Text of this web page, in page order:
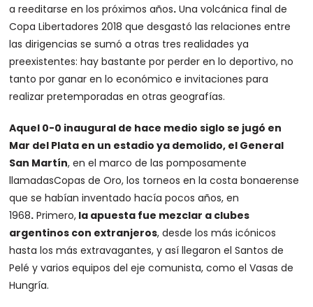
a reeditarse en los próximos años. Una volcánica final de
Copa Libertadores 2018 que desgastó las relaciones entre
las dirigencias se sumó a otras tres realidades ya
preexistentes: hay bastante por perder en lo deportivo, no
tanto por ganar en lo económico e invitaciones para
realizar pretemporadas en otras geografías.
Aquel 0-0 inaugural de hace medio siglo se jugó en
Mar del Plata en un estadio ya demolido, el General
San Martín, en el marco de las pomposamente
llamadasCopas de Oro, los torneos en la costa bonaerense
que se habían inventado hacía pocos años, en
1968. Primero, la apuesta fue mezclar a clubes
argentinos con extranjeros, desde los más icónicos
hasta los más extravagantes, y así llegaron el Santos de
Pelé y varios equipos del eje comunista, como el Vasas de
Hungría.